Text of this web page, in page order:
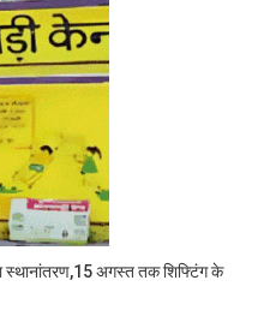
स्थानांतरण,15 अगस्त तक शिफ्टिंग के